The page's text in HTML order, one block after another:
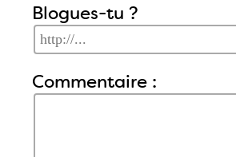
Blogues-tu ?
Commentaire :